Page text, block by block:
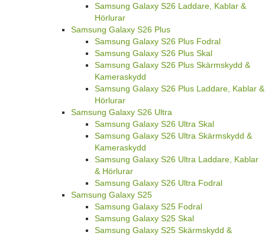
Samsung Galaxy S26 Laddare, Kablar &
Hörlurar
Samsung Galaxy S26 Plus
Samsung Galaxy S26 Plus Fodral
Samsung Galaxy S26 Plus Skal
Samsung Galaxy S26 Plus Skärmskydd &
Kameraskydd
Samsung Galaxy S26 Plus Laddare, Kablar &
Hörlurar
Samsung Galaxy S26 Ultra
Samsung Galaxy S26 Ultra Skal
Samsung Galaxy S26 Ultra Skärmskydd &
Kameraskydd
Samsung Galaxy S26 Ultra Laddare, Kablar
& Hörlurar
Samsung Galaxy S26 Ultra Fodral
Samsung Galaxy S25
Samsung Galaxy S25 Fodral
Samsung Galaxy S25 Skal
Samsung Galaxy S25 Skärmskydd &